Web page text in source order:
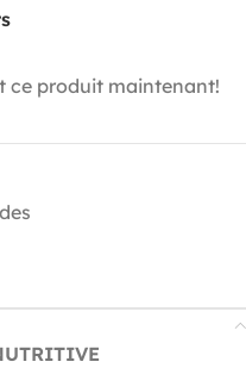
ce produit maintenant!